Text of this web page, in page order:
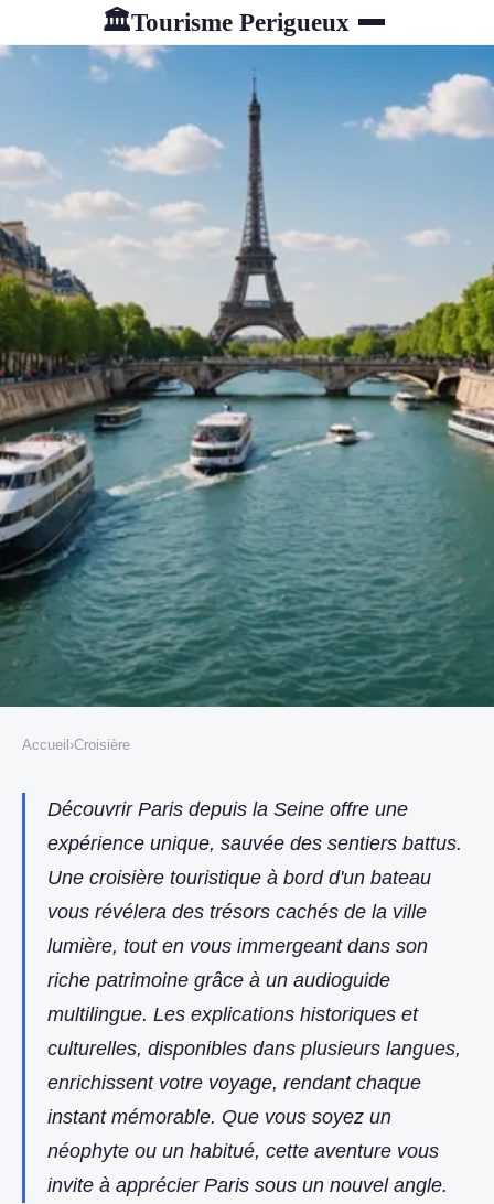
🏛Tourisme Perigueux
Découverte de paris en croisière
avec un audioguide multilingue
included !
Fabien 19 juin 2025 6 min de lecture
Accueil ›Croisière
Découvrir Paris depuis la Seine offre une
expérience unique, sauvée des sentiers battus.
Une croisière touristique à bord d'un bateau
vous révélera des trésors cachés de la ville
lumière, tout en vous immergeant dans son
riche patrimoine grâce à un audioguide
multilingue. Les explications historiques et
culturelles, disponibles dans plusieurs langues,
enrichissent votre voyage, rendant chaque
instant mémorable. Que vous soyez un
néophyte ou un habitué, cette aventure vous
invite à apprécier Paris sous un nouvel angle.